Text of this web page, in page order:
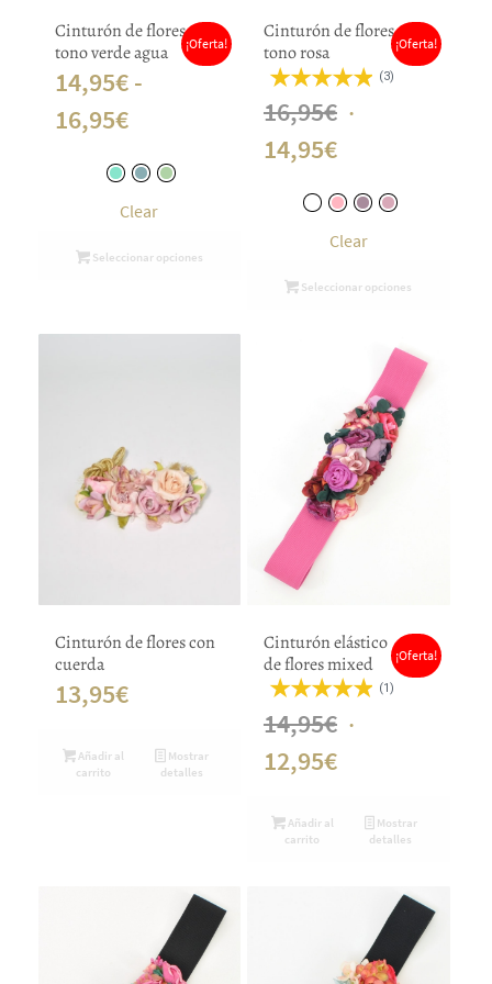
Cinturón de flores
tono verde agua
14,95€ -
16,95€Rango
de
precios:
14,95€
16,95€
¡Oferta!
Clear
Seleccionar opciones
Cinturón de flores
tono rosa
(3)
16,95€ El
original
era:
14,95€El
precio
actual
14,95€.
¡Oferta!
Clear
Seleccionar opciones
Cinturón de flores con
cuerda
13,95€
Añadir al
carrito
Mostrar
detalles
Cinturón elástico
de flores mixed
(1)
14,95€ El
era:
12,95€El
actual
12,95€.
¡Oferta!
Añadir al
carrito
Mostrar
detalles